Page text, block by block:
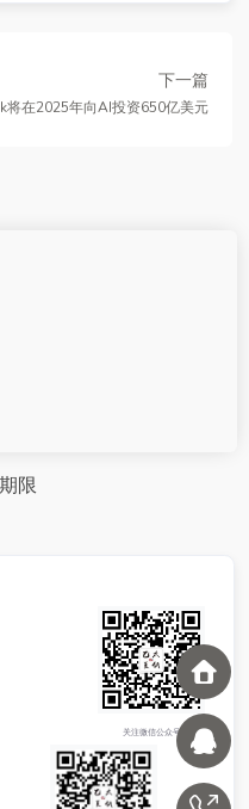
下一篇
将在2025年向AI投资650亿美元
限
关注微信公众号